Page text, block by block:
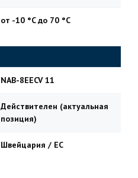
от -10 °C до 70 °C
NAB-8EECV 11
Действителен (актуальная
позиция)
Швейцария / ЕС